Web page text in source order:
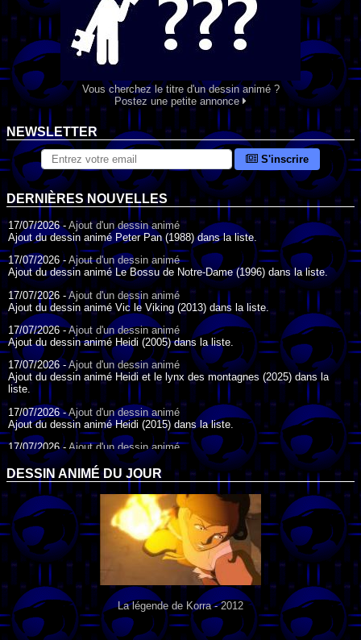
Vous cherchez le titre d'un dessin animé ?
Postez une petite annonce
NEWSLETTER
S'inscrire
DERNIÈRES NOUVELLES
17/07/2026 - Ajout d'un dessin animé
Ajout du dessin animé Peter Pan (1988) dans la liste.
17/07/2026 - Ajout d'un dessin animé
Ajout du dessin animé Le Bossu de Notre-Dame (1996) dans la liste.
17/07/2026 -Ajout d'un dessin animé
Ajout du dessin animé Vic le Viking (2013) dans la liste.
17/07/2026 -Ajout d'un dessin animé
Ajout du dessin animé Heidi (2005) dans la liste.
17/07/2026 -Ajout d'un dessin animé
Ajout du dessin animé Heidi et le lynx des montagnes (2025) dans la
liste.
17/07/2026 -Ajout d'un dessin animé
Ajout du dessin animé Heidi (2015) dans la liste.
17/07/2026 - Ajout d'un dessin animé
Ajout du dessin animé Heidi (1995) dans la liste.
09/07/2026 -Ajout d'un dessin animé
Ajout du dessin animé Genki l'Aventurier de la Chance (2006) dans la
liste.
04/07/2026 -
Ajout d'un dessin animé
Ajout du dessin animé Vilain Petit Canard (2000) dans la liste.
04/07/2026 -Ajout d'un dessin animé
Ajout du dessin animé Le Noël du vilain petit canard (2003) dans la liste.
DESSIN ANIMÉ DU JOUR
La légende de Korra - 2012